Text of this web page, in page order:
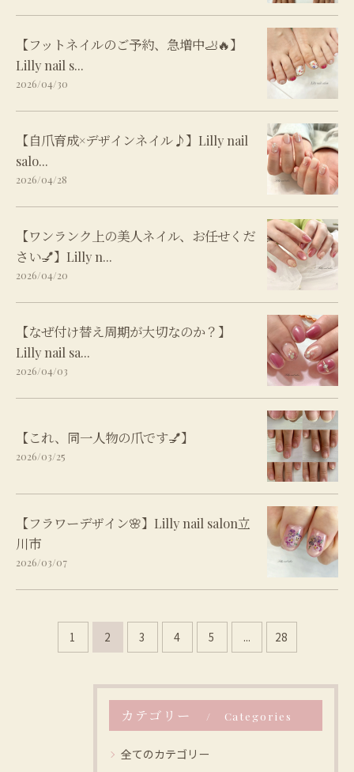
【フットネイルのご予約、急増中🦶🔥】
Lilly nail s...
2026/04/30
【自爪育成×デザインネイル♪】Lilly nail
salo...
2026/04/28
【ワンランク上の美人ネイル、お任せくだ
さい💅】Lilly n...
2026/04/20
【なぜ付け替え周期が大切なのか？】
Lilly nail sa...
2026/04/03
【これ、同一人物の爪です💅】
2026/03/25
【フラワーデザイン🌸】Lilly nail salon立
川市
2026/03/07
1 2 3 4 5 ... 28
カテゴリー Categories
全てのカテゴリー